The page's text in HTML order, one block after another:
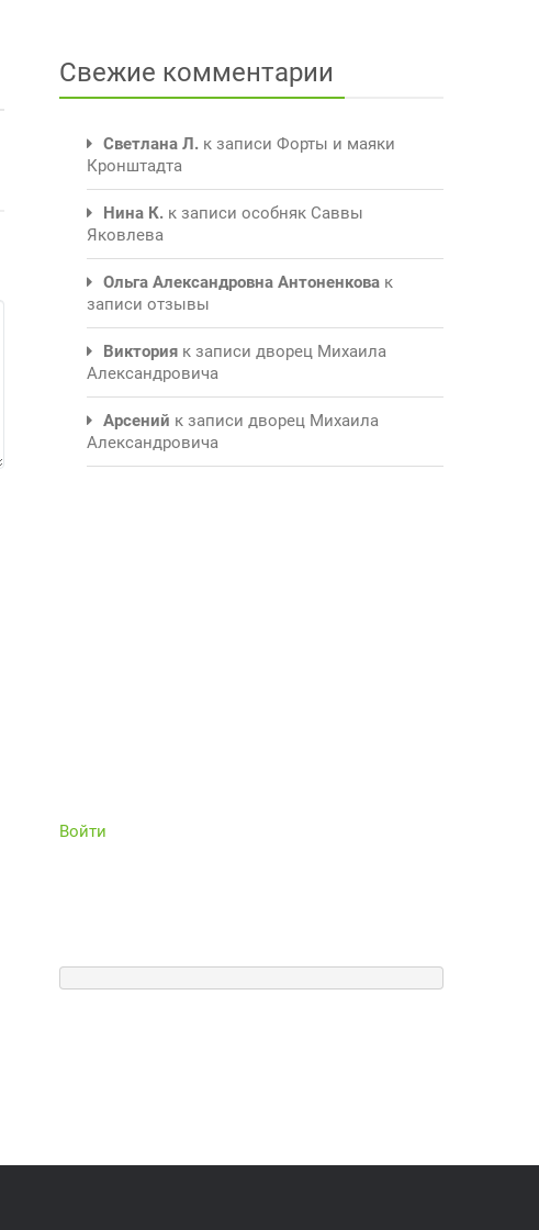
Свежие комментарии
Светлана Л. к записи Форты и маяки
Кронштадта
Нина К. к записи особняк Саввы
Яковлева
Ольга Александровна Антоненкова к
записи отзывы
Виктория к записи дворец Михаила
Александровича
Арсений к записи дворец Михаила
Александровича
Войти